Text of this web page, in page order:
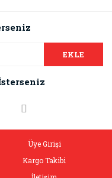
EKLE
Üye Girişi
Kargo Takibi